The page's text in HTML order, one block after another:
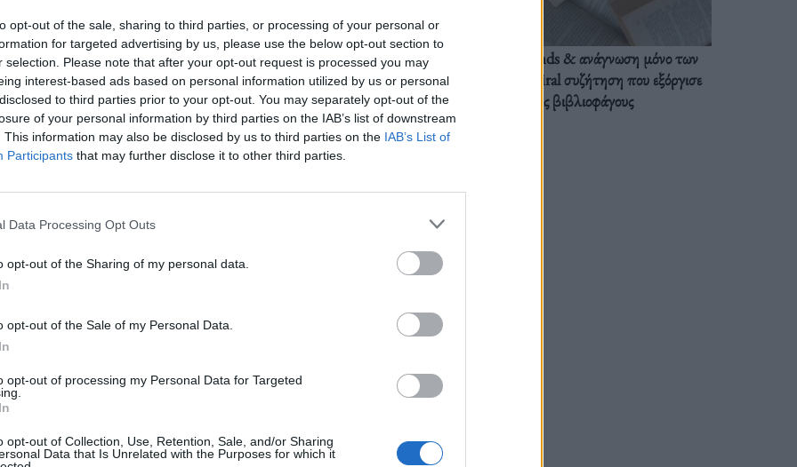
opt-out of the sale, sharing to third parties, or processing of your personal or
for targeted advertising by us, please use the below opt-out section to
selection. Please note that after your opt-out request is processed you may
interest-based ads based on personal information utilized by us or personal
to third parties prior to your opt-out. You may separately opt-out of the
of your personal information by third parties on the IAB’s list of downstream
This information may also be disclosed by us to third parties on the IAB’s List of
Participants that may further disclose it to other third parties.
Data Processing Opt Outs
opt-out of the Sharing of my personal data.
opt-out of the Sale of my Personal Data.
opt-out of processing my Personal Data for Targeted
opt-out of Collection, Use, Retention, Sale, and/or Sharing
Data that Is Unrelated with the Purposes for which it
τέχνες και η ανερχόμενη
ομιλίες-συναντήσεις στο
(ΕΚΕΔΑ).
BookTok trends & ανάγνωση μόνο των
διαλόγων: Η viral συζήτηση που εξόργισε
τους βιβλιοφάγους